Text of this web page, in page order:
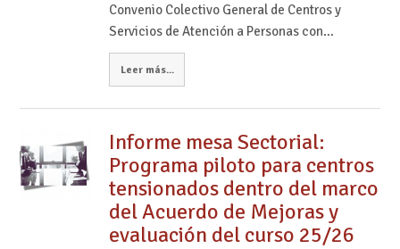
Convenio Colectivo General de Centros y
Servicios de Atención a Personas con…
Leer más...
Informe mesa Sectorial:
Programa piloto para centros
tensionados dentro del marco
del Acuerdo de Mejoras y
evaluación del curso 25/26